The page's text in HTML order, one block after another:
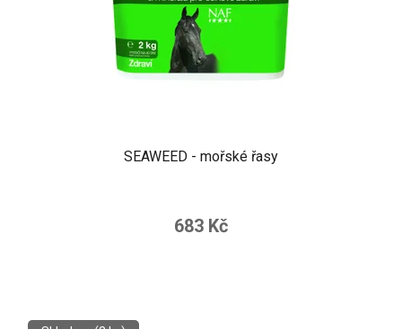
SEAWEED - mořské řasy
683 Kč